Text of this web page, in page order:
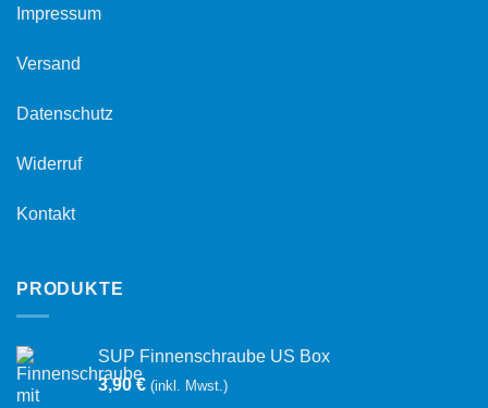
Impressum
Versand
Datenschutz
Widerruf
Kontakt
PRODUKTE
SUP Finnenschraube US Box
3,90€ (inkl. Mwst.)